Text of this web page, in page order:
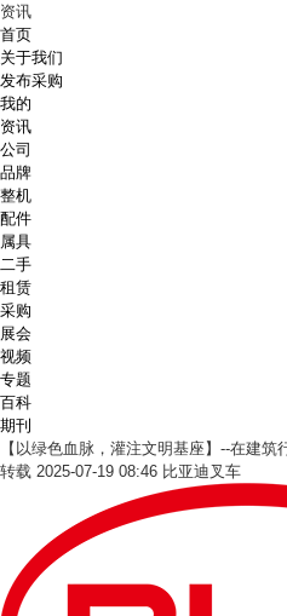
资讯
首页
关于我们
发布采购
我的
资讯
公司
品牌
整机
配件
属具
二手
租赁
采购
展会
视频
专题
百科
期刊
【以绿色血脉，灌注文明基座】--在建筑
转载 2025-07-19 08:46 比亚迪叉车